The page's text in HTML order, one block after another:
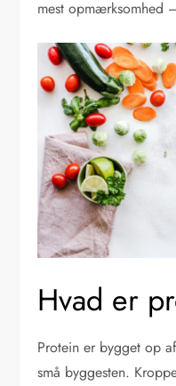
mest opmærksomhed
Hvad er
Protein er bygget op
små byggesten.